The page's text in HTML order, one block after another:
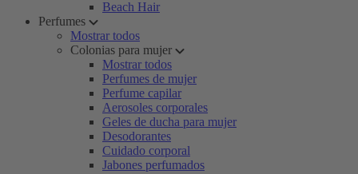
Beach Hair
Perfumes
Mostrar todos
Colonias para mujer
Mostrar todos
Perfumes de mujer
Perfume capilar
Aerosoles corporales
Geles de ducha para mujer
Desodorantes
Cuidado corporal
Jabones perfumados